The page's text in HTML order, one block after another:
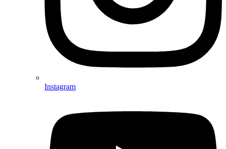
Instagram